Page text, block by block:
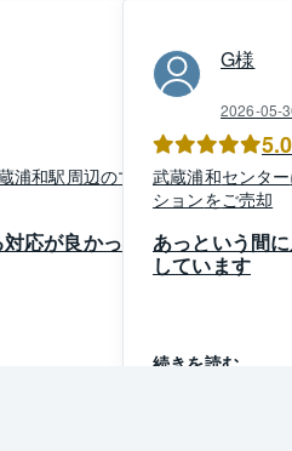
浦和駅周辺のマン
応が良かった
G様
2026-05-
5.0
武蔵浦和センター
ションをご売却
あっという間
しています
続きを読む